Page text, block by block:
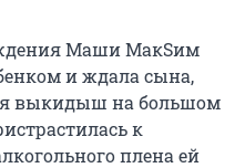
Маши МакSим
и ждала сына,
выкидыш на большом
к
плена ей